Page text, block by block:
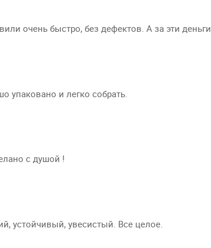
очень быстро, без дефектов. А за эти
упаковано и легко собрать.
с душой !
устойчивый, увесистый. Все целое.